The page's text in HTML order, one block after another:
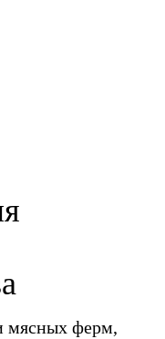
мясных ферм,